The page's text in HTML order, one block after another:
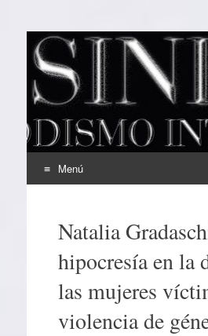
EL SINDICAL
Periodismo Inteligente
Menú
contenidoNatalia
hipocresía en la
las mujeres
violencia de